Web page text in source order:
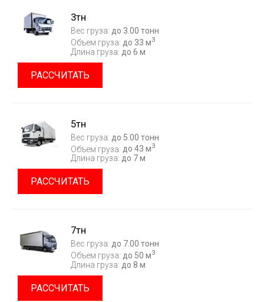
3тн
Вес груза: до 3.00 тонн
Объем груза: до 33 м3
Длина груза: до 6 м
РАССЧИТАТЬ
5тн
Вес груза: до 5.00 тонн
Объем груза: до 43 м3
Длина груза: до 7 м
РАССЧИТАТЬ
7тн
Вес груза: до 7.00 тонн
Объем груза: до 50 м3
Длина груза: до 8 м
РАССЧИТАТЬ